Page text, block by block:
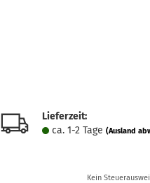
Lieferzeit:
ca. 1-2 Tage (Ausland
Kein